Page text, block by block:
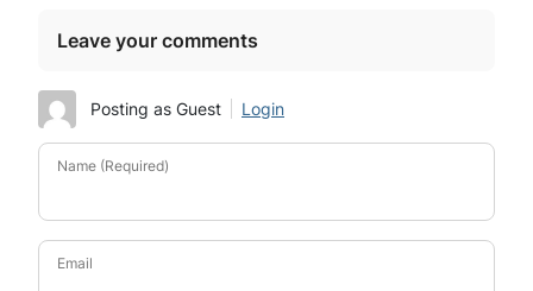
Leave your comments
Posting as Guest Login
Name (Required)
Email